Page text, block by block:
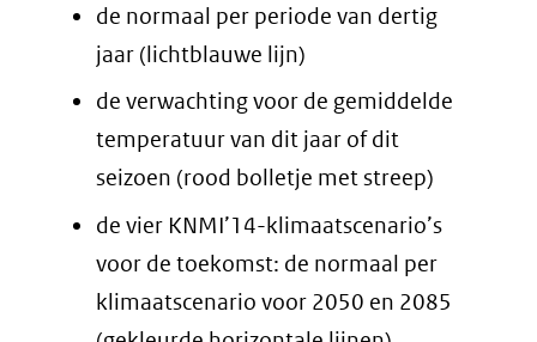
de normaal per periode van dertig
jaar (lichtblauwe lijn)
de verwachting voor de gemiddelde
temperatuur van dit jaar of dit
seizoen (rood bolletje met streep)
de vier KNMI’14-klimaatscenario’s
voor de toekomst: de normaal per
klimaatscenario voor 2050 en 2085